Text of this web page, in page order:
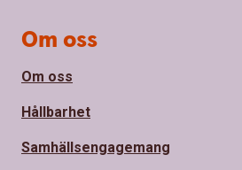
Om oss
Om oss
Hållbarhet
Samhällsengagemang